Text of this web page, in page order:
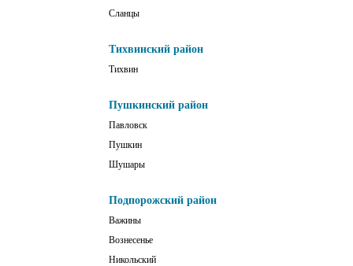
Сланцы
Тихвинский район
Тихвин
Пушкинский район
Павловск
Пушкин
Шушары
Подпорожский район
Важины
Вознесенье
Никольский